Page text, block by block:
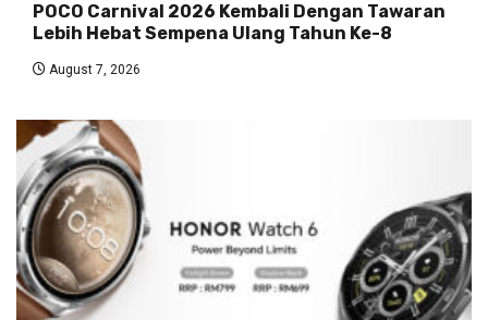
POCO Carnival 2026 Kembali Dengan Tawaran
Lebih Hebat Sempena Ulang Tahun Ke-8
August 7, 2026